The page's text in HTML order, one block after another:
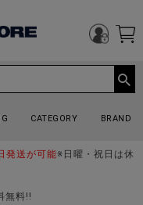
CATEGORY BRAND
発送が可能※日曜・祝日は休
無料!!